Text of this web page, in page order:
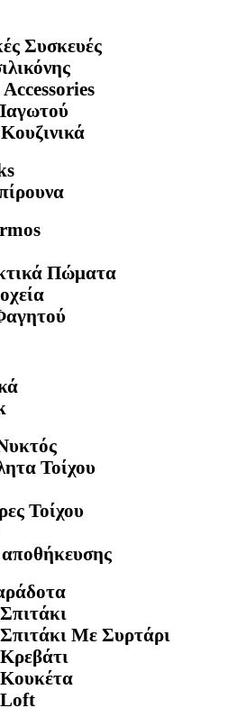
Συσκευές
Πώματα
Τοίχου
Τοίχου
Με Συρτάρι
Loft